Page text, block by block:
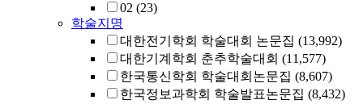
02 (23)
학술지명
대한전기학회 학술대회 논문집 (13,992)
대한기계학회 춘추학술대회 (11,577)
한국통신학회 학술대회논문집 (8,607)
한국정보과학회 학술발표논문집 (8,432)